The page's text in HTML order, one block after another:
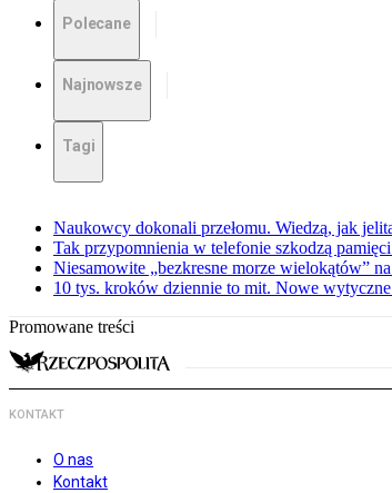
Polecane
Najnowsze
Tagi
Naukowcy dokonali przełomu. Wiedzą, jak
Tak przypomnienia w telefonie szkodzą
Niesamowite „bezkresne morze wielokątów”
10 tys. kroków dziennie to mit. Nowe
Promowane treści
KONTAKT
O nas
Kontakt